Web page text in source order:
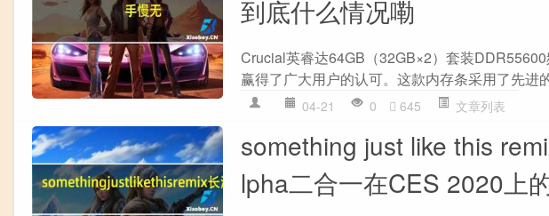
到底什么情况嘞
Crucial英睿达64GB（32GB×2）套装
赢得了广大用户的认可。这款内存条采用了先进
04-21 0 645 文章列表
something just like this
lpha二合一在CES 2020上